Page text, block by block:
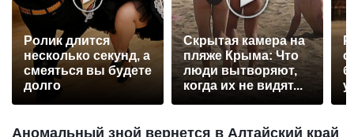
Ролик длится
несколько секунд, а
смеяться вы будете
долго
Скрытая камера на
пляже Крыма: Что
люди вытворяют,
когда их не видят...
Аномальный зной вернется в Алтайский край